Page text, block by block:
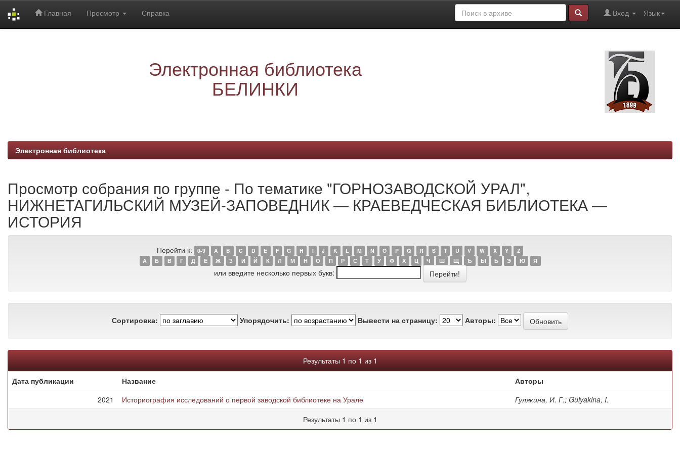
Главная Просмотр Справка Язык
Вход
Электронная библиотека
БЕЛИНКИ
Электронная библиотека
Просмотр собрания по группе - По тематике "ГОРНОЗАВОДСКОЙ УРАЛ",
НИЖНЕТАГИЛЬСКИЙ МУЗЕЙ-ЗАПОВЕДНИК — КРАЕВЕДЧЕСКАЯ БИБЛИОТЕКА —
ИСТОРИЯ
Перейти к: 0-9 A B C D E F G H I J K L M N O P Q R S T U V W X Y
Z
А
Б В Г Д Е Ж З И Й К Л М Н О П Р С Т У Ф Х Ц Ч Ш Щ Ъ Ы Ь Э Ю Я
или введите несколько первых букв:
Сортировка: Упорядочить: Вывести на страницу: Авторы:
Результаты 1 по 1 из 1
Дата публикации
Название
Авторы
2021
Историография исследований о первой заводской библиотеке на Урале
Гулякина, И. Г.; Gulyakina, I.
Результаты 1 по 1 из 1